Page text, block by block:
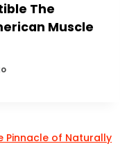
The
Muscle